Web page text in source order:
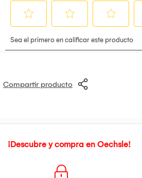
Compartir producto
¡Descubre y compra en Oechsle!